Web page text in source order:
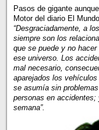
Pasos de gigante
Motor del diario El
“Desgraciadamente, a
siempre son los
que se puede y no
ese universo. Los
mal necesario,
aparejados los vehículos
se asumía sin
personas en
semana”.